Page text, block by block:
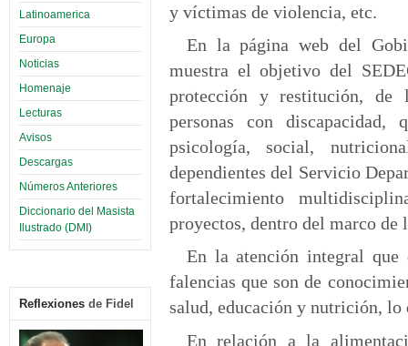
Latinoamerica
Europa
Noticias
Homenaje
Lecturas
Avisos
Descargas
Números Anteriores
Diccionario del Masista
Ilustrado (DMI)
Reflexiones de Fidel
y víctimas de violencia, etc.
En la página web del
muestra el objetivo del
protección y restitución, de
personas con discapacidad,
psicología, social,
dependientes del Servicio
fortalecimiento
proyectos, dentro del marco de
En la atención integral que
falencias que son de
salud, educación y nutrición, lo
En relación a la